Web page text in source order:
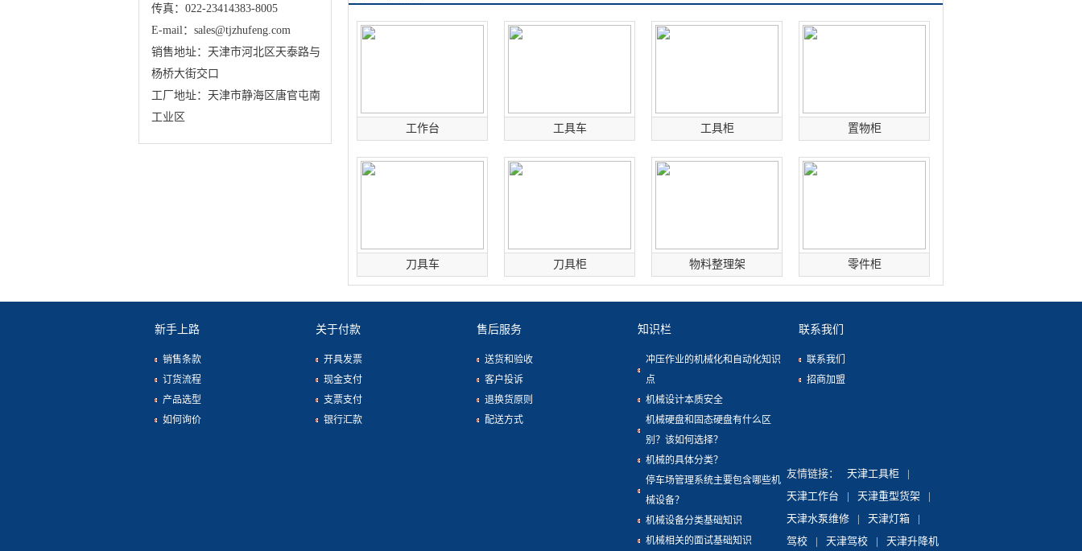
传真：022-23414383-8005
E-mail：sales@tjzhufeng.com
销售地址：天津市河北区天泰路与
杨桥大街交口
工厂地址：天津市静海区唐官屯南
工业区
工作台 工具车 工具柜 置物柜
刀具车 刀具柜 物料整理架 零件柜
新手上路
销售条款
订货流程
产品选型
如何询价
关于付款
开具发票
现金支付
支票支付
银行汇款
售后服务
送货和验收
客户投诉
退换货原则
配送方式
知识栏
冲压作业的机械化和自动化知识
点
机械设计本质安全
机械硬盘和固态硬盘有什么区
别？该如何选择？
机械的具体分类？
停车场管理系统主要包含哪些机
械设备？
机械设备分类基础知识
机械相关的面试基础知识
联系我们
联系我们
招商加盟
友情链接： 天津工具柜
|
天津工作台
| 天津重型货架
|
天津水泵维修
| 天津灯箱
|
驾校
| 天津驾校 | 天津升降机